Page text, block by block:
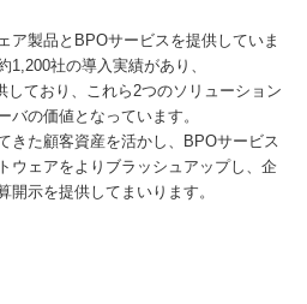
ア製品とBPOサービスを提供していま
社の導入実績があり、
しており、これら2つのソリューション
バの価値となっています。
きた顧客資産を活かし、BPOサービス
ウェアをよりブラッシュアップし、企
示を提供してまいります。